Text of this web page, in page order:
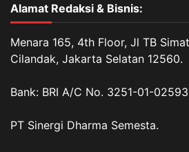
Alamat Redaksi & Bisnis:
Menara 165, 4th Floor, Jl TB
Cilandak, Jakarta Selatan 12560.
Bank: BRI A/C No. 3251-01-
PT Sinergi Dharma Semesta.